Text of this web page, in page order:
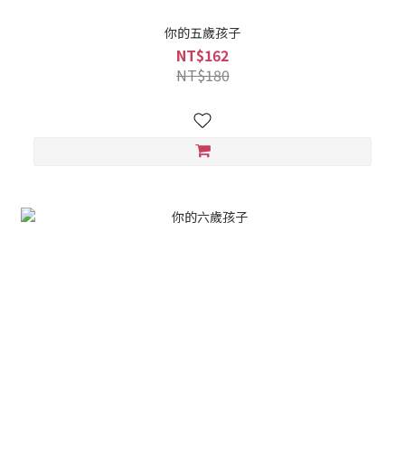
你的五歲孩子
NT$162
NT$180